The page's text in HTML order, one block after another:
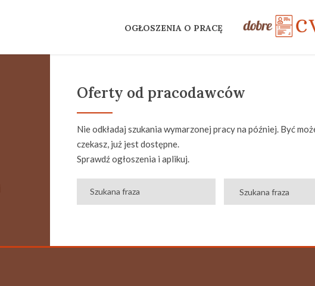
OGŁOSZENIA O PRACĘ
Oferty od pracodawców
Nie odkładaj szukania wymarzonej pracy na później. Być
czekasz, już jest dostępne.
Sprawdź ogłoszenia i aplikuj.